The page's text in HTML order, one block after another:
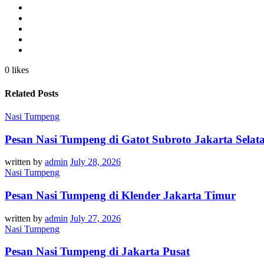
0 likes
Related Posts
Nasi Tumpeng
Pesan Nasi Tumpeng di Gatot Subroto Jakarta
written by admin July 28, 2026
Nasi Tumpeng
Pesan Nasi Tumpeng di Klender Jakarta Timur
written by admin July 27, 2026
Nasi Tumpeng
Pesan Nasi Tumpeng di Jakarta Pusat